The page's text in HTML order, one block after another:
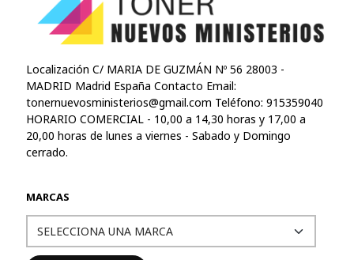
Localización C/ MARIA DE GUZMÁN Nº 56 28003 -
MADRID Madrid España Contacto Email:
tonernuevosministerios@gmail.com Teléfono: 915359040
HORARIO COMERCIAL - 10,00 a 14,30 horas y 17,00 a
20,00 horas de lunes a viernes - Sabado y Domingo
cerrado.
MARCAS